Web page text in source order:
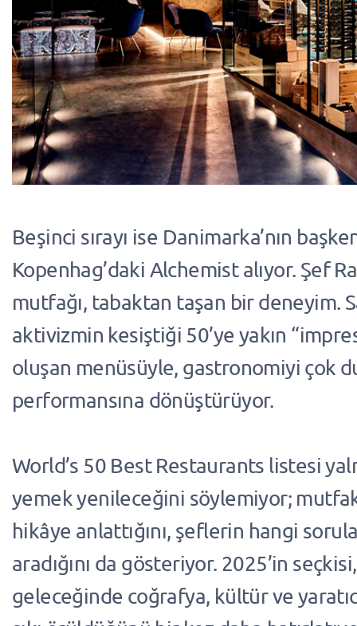
Beşinci sırayı ise Danimarka’nın
Kopenhag’daki Alchemist alıyor. Şef
mutfağı, tabaktan taşan bir deneyim.
aktivizmin kesiştiği 50’ye yakın
oluşan menüsüyle, gastronomiyi çok
performansına dönüştürüyor.
World’s 50 Best Restaurants listesi
yemek yenileceğini söylemiyor;
hikâye anlattığını, şeflerin hangi
aradığını da gösteriyor. 2025’in
geleceğinde coğrafya, kültür ve